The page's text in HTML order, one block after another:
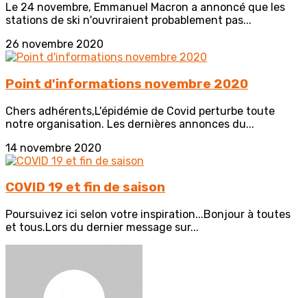
Le 24 novembre, Emmanuel Macron a annoncé que les
stations de ski n'ouvriraient probablement pas...
26 novembre 2020
Point d'informations novembre 2020
Chers adhérents,L'épidémie de Covid perturbe toute
notre organisation. Les dernières annonces du...
14 novembre 2020
COVID 19 et fin de saison
Poursuivez ici selon votre inspiration...Bonjour à toutes
et tous.Lors du dernier message sur...